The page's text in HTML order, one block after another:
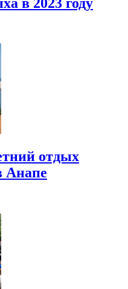
отдых
Анапе